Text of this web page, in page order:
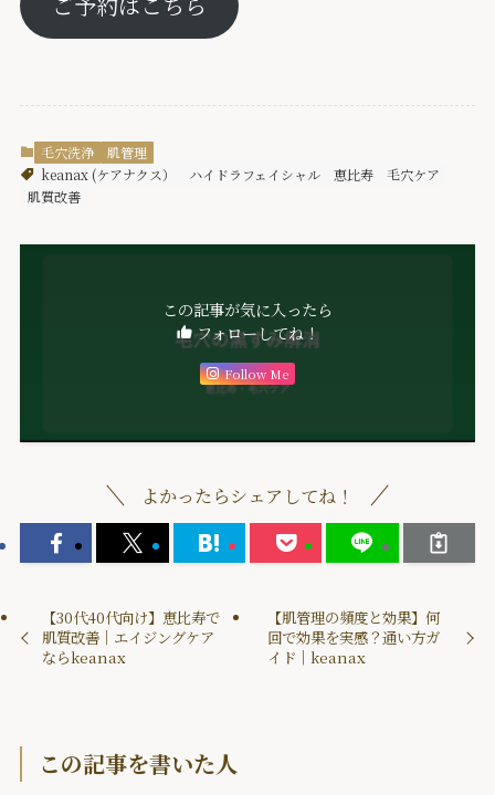
毛穴洗浄
肌管理
keanax (ケアナクス）
ハイドラフェイシャル 恵比寿
毛穴ケア
肌質改善
この記事が気に入ったら
フォローしてね！
Follow Me
よかったらシェアしてね！
【30代40代向け】恵比寿で
肌質改善｜エイジングケア
ならkeanax
【肌管理の頻度と効果】何
回で効果を実感？通い方ガ
イド｜keanax
この記事を書いた人